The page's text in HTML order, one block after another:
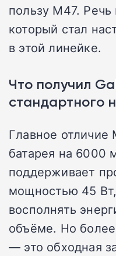
пользу M47.
который стал
в этой линейке.
Что получил
стандартного
Главное отличие
батарея на 6000
поддерживает
мощностью 45
восполнять
объёме. Но
— это обходная